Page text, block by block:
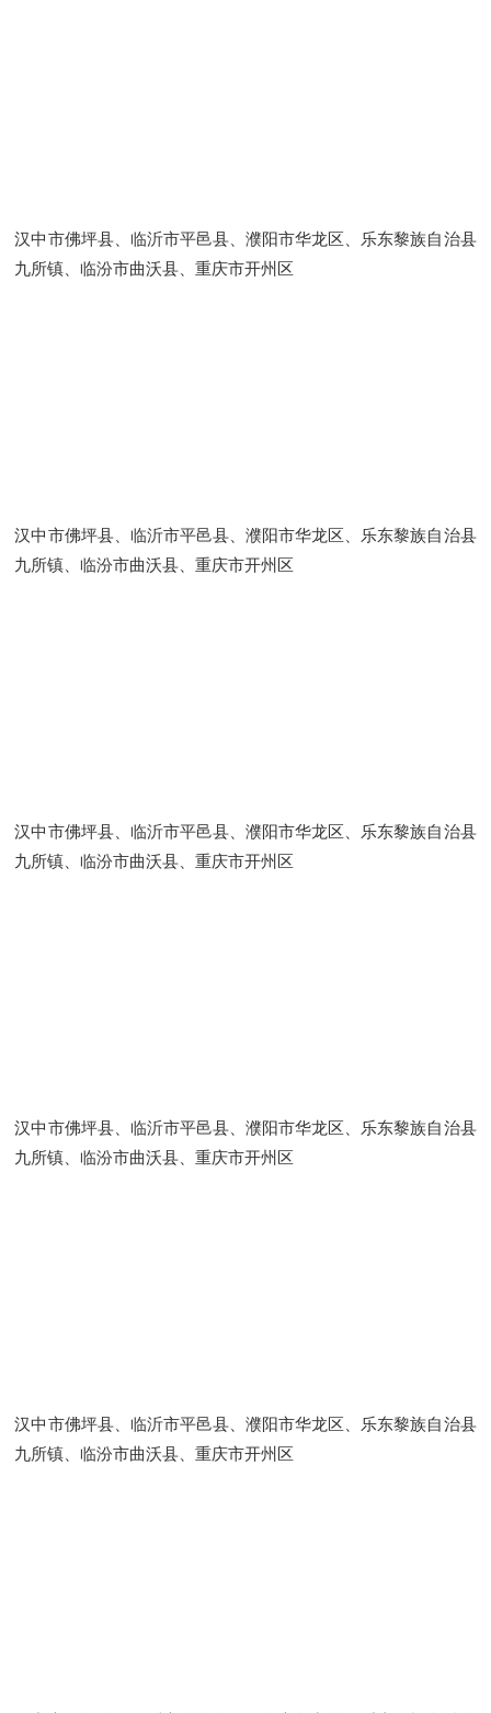
汉中市佛坪县、临沂市平邑县、濮阳市华龙区、乐东黎族自治县
九所镇、临汾市曲沃县、重庆市开州区
汉中市佛坪县、临沂市平邑县、濮阳市华龙区、乐东黎族自治县
九所镇、临汾市曲沃县、重庆市开州区
汉中市佛坪县、临沂市平邑县、濮阳市华龙区、乐东黎族自治县
九所镇、临汾市曲沃县、重庆市开州区
汉中市佛坪县、临沂市平邑县、濮阳市华龙区、乐东黎族自治县
九所镇、临汾市曲沃县、重庆市开州区
汉中市佛坪县、临沂市平邑县、濮阳市华龙区、乐东黎族自治县
九所镇、临汾市曲沃县、重庆市开州区